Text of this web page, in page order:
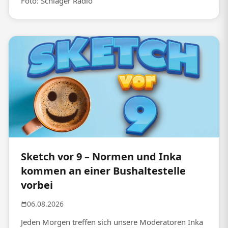
Sketch vor 9 – Normen und Inka
kommen an einer Bushaltestelle
vorbei
06.08.2026
Jeden Morgen treffen sich unsere Moderatoren Inka